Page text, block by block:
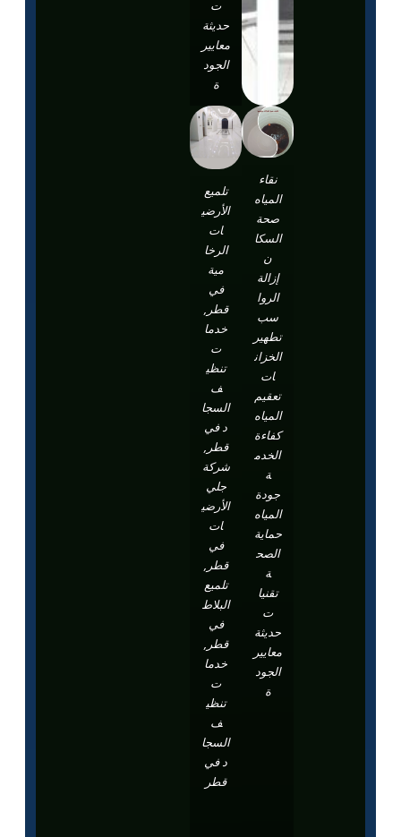
حديثة
معايير
الجود
نقاء
المياه
صحة
السكا
إزالة
الروا
سب
تطهير
الخزان
ات
تعقيم
المياه
كفاءة
الخدم
جودة
المياه
حماية
الصح
تقنيا
حديثة
معايير
الجود
تلميع
الأرضي
ات
الرخا
مية
في
قطر,
خدما
تنظي
ف
السجا
د في
قطر,
شركة
جلي
الأرضي
ات
في
قطر,
تلميع
البلاط
في
قطر,
خدما
تنظي
ف
السجا
د في
قطر